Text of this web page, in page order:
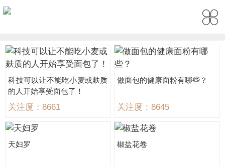
科技可以让不能吃小麦或麸质
的人开始享受面包了！
关注度：8661
做面包的健康面粉有哪些？
关注度：8645
天妇罗 椒盐花卷